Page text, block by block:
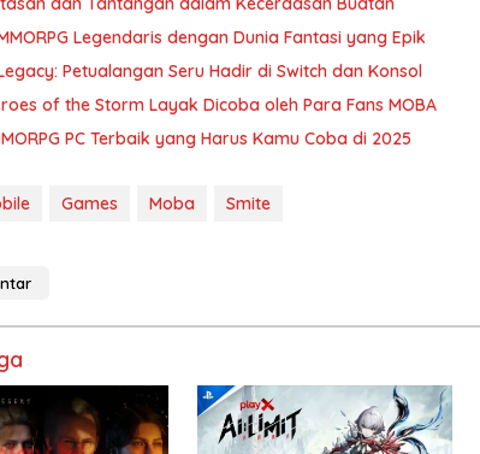
Legendaris dengan Dunia Fantasi yang Epik
Petualangan Seru Hadir di Switch dan Konsol
of the Storm Layak Dicoba oleh Para Fans MOBA
PC Terbaik yang Harus Kamu Coba di 2025
Games Moba Smite